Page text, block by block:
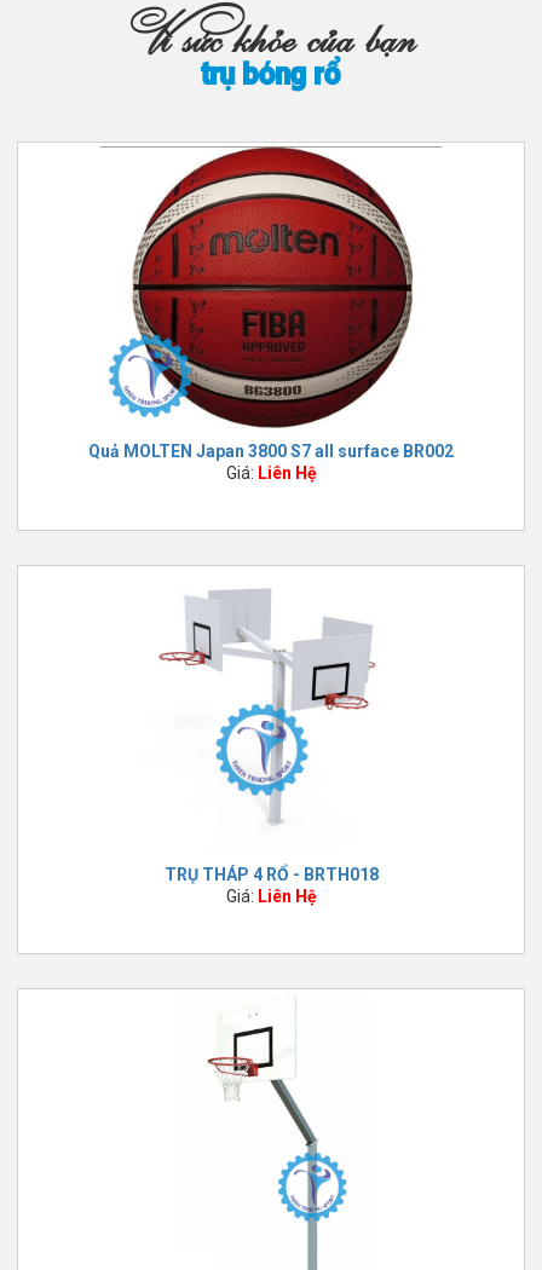
Vì sức khỏe của bạn
trụ bóng rổ
Quả MOLTEN Japan 3800 S7 all surface BR002
Giá: Liên Hệ
TRỤ THÁP 4 RỔ - BRTH018
Giá: Liên Hệ